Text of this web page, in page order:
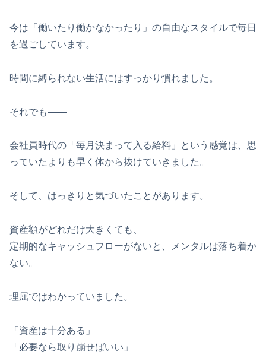
今は「働いたり働かなかったり」の自由なスタイルで毎日
を過ごしています。
時間に縛られない生活にはすっかり慣れました。
それでも――
会社員時代の「毎月決まって入る給料」という感覚は、思
っていたよりも早く体から抜けていきました。
そして、はっきりと気づいたことがあります。
資産額がどれだけ大きくても、
定期的なキャッシュフローがないと、メンタルは落ち着か
ない。
理屈ではわかっていました。
「資産は十分ある」
「必要なら取り崩せばいい」